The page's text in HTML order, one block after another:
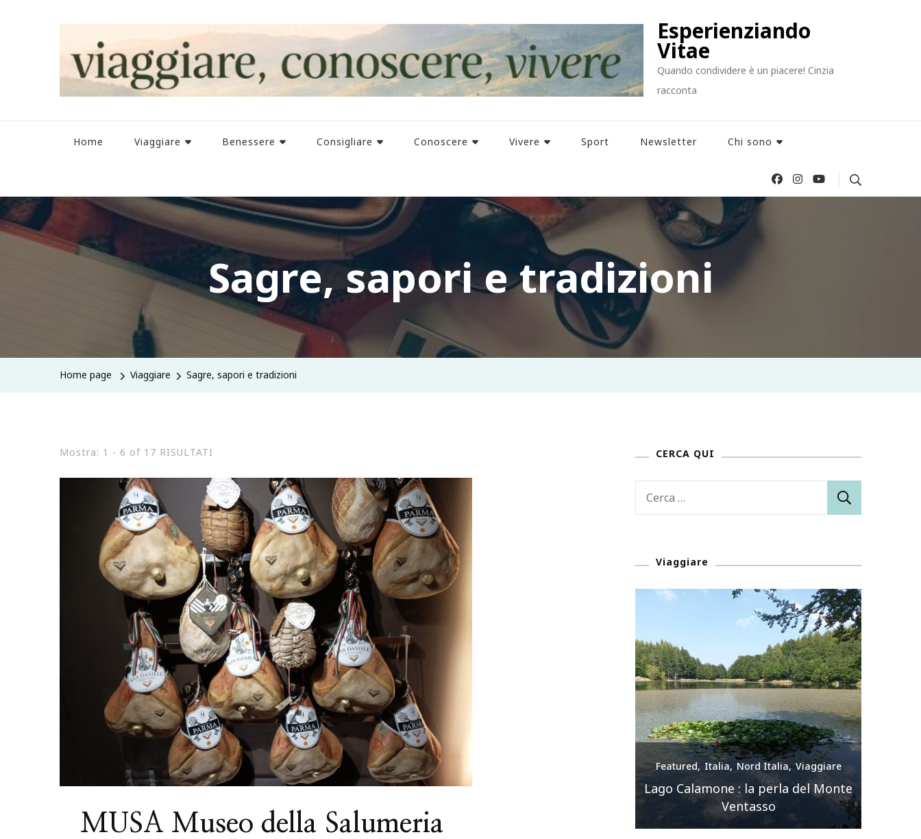
Esperienziando
Vitae
Quando condividere è un piacere! Cinzia
racconta
Home Viaggiare Benessere Consigliare Conoscere Vivere Sport Newsletter Chi sono
Sagre, sapori e tradizioni
Home page Viaggiare Sagre, sapori e tradizioni
Mostra: 1 - 6 of 17 RISULTATI
MUSA Museo della Salumeria
CERCA QUI
Viaggiare
Nord Italia Viaggiare Centro Italia Featured Italia Viaggiare
Riviera del Conero in barca
Featured
Lago Calamone : la perla del Monte
Featured Italia Nord Italia Viaggiare
Premilcuore e le sue cascate
spettacolari